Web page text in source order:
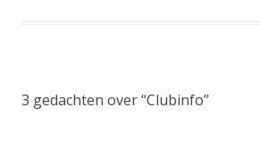
3 gedachten over “Clubinfo”